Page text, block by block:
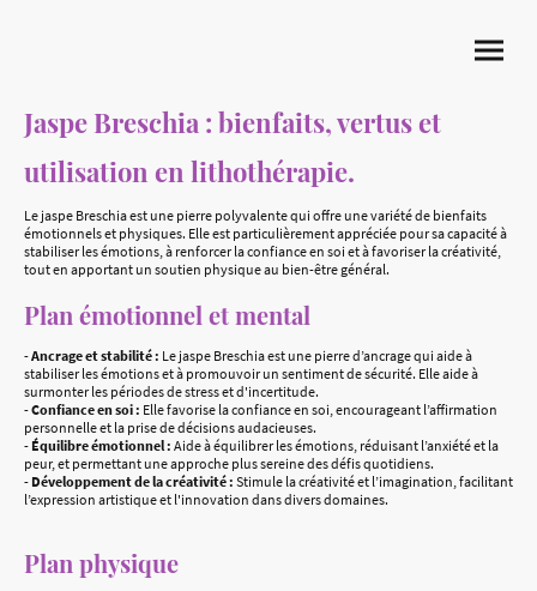
Jaspe Breschia : bienfaits, vertus et
utilisation en lithothérapie.
Le jaspe Breschia est une pierre polyvalente qui offre une variété de bienfaits
émotionnels et physiques. Elle est particulièrement appréciée pour sa capacité à
stabiliser les émotions, à renforcer la confiance en soi et à favoriser la créativité,
tout en apportant un soutien physique au bien-être général.
Plan émotionnel et mental
-Ancrage et stabilité : Le jaspe Breschia est une pierre d’ancrage qui aide à
stabiliser les émotions et à promouvoir un sentiment de sécurité. Elle aide à
surmonter les périodes de stress et d'incertitude.
-Confiance en soi : Elle favorise la confiance en soi, encourageant l’affirmation
personnelle et la prise de décisions audacieuses.
- Équilibre émotionnel : Aide à équilibrer les émotions, réduisant l’anxiété et la
peur, et permettant une approche plus sereine des défis quotidiens.
- Développement de la créativité : Stimule la créativité et l’imagination, facilitant
l’expression artistique et l'innovation dans divers domaines.
Plan physique